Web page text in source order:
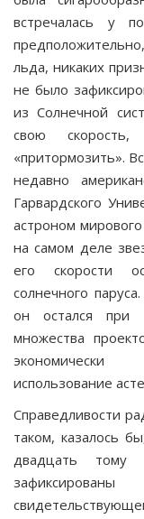
встречалась у
льда, никаких
не было
из Солнечной
свою
«притормозить».
недавно
Гарвардского
астроном
на самом деле
его скорости
солнечного
он остался при
множества
использование
Справедливости
таком, казалось
двадцать